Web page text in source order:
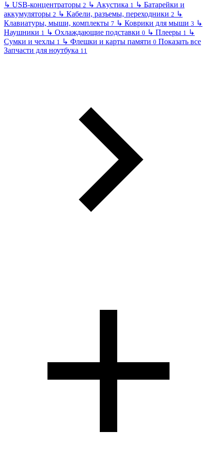
↳ USB-концентраторы 2 ↳ Акустика 1 ↳ Батарейки и
аккумуляторы 2 ↳ Кабели, разъемы, переходники 2 ↳
Клавиатуры, мыши, комплекты 7 ↳ Коврики для мыши 3 ↳
Наушники 1 ↳ Охлаждающие подставки 0 ↳ Плееры 1 ↳
Сумки и чехлы 1 ↳ Флешки и карты памяти 0 Показать все
Запчасти для ноутбука 11